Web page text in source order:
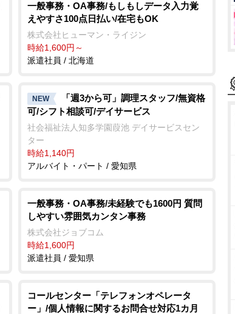
一般事務・OA事務/もしもしデータ入力覚
えやすさ100点日払い/在宅もOK
株式会社ヒューマン・ライジン
時給1,600円～
派遣社員 / 北海道
NEW
「週3から可」調理スタッフ/無資格
可/シフト相談可/デイサービス
社会福祉法人知多学園葭池 デイサービスセン
ター
時給1,140円
アルバイト・パート / 愛知県
一般事務・OA事務/未経験でも1600円 質問
しやすい雰囲気カンタン事務
株式会社ジョブコム
時給1,600円
派遣社員 / 愛知県
コールセンター「テレフォンオペレータ
ー」/個人情報に関するお問合せ対応1カ月